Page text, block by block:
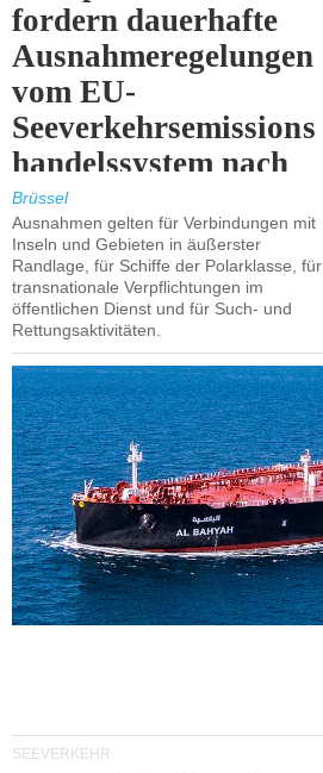
fordern dauerhafte
Ausnahmeregelungen
vom EU-
Seeverkehrsemissions
handelssystem nach
2030.
Brüssel
Ausnahmen gelten für Verbindungen mit
Inseln und Gebieten in äußerster
Randlage, für Schiffe der Polarklasse, für
transnationale Verpflichtungen im
öffentlichen Dienst und für Such- und
Rettungsaktivitäten.
SEEVERKEHR